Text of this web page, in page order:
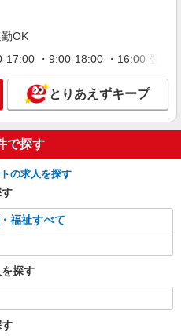
験OKの人間関係に悩まない職
タッフ
〜2125円 ＜日払い有/週払い有/交
リン代含む)＞
円〜330,000円 ▼給与詳細 処
準夜勤手当：3,500円（1回） 通勤
/時 寸志あり：年2回（6
OK
17:00 ・9:00-18:00 ・16:00-
とりあえずキープ
で探す
の求人を探す
福祉すべて
探す